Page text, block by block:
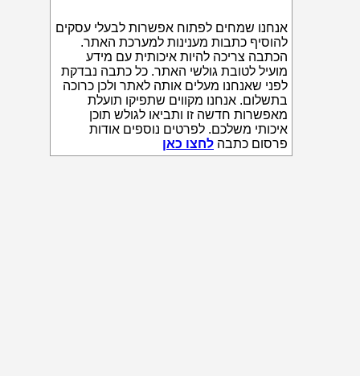
אנחנו שמחים לפתוח אפשרות לבעלי עסקים
להוסיף כתבות מענינות למערכת האתר.
הכתבה צריכה להיות איכותית עם מידע
מועיל לטובת גולשי האתר. כל כתבה נבדקת
לפני שאנחנו מעלים אותה לאתר ולכן כרוכה
בתשלום. אנחנו מקווים שתפיקו תועלת
מאפשרות חדשה זו ותביאו לגולש תוכן
איכותי משלכם. לפרטים נוספים אודות
פרסום כתבה לחצו כאן